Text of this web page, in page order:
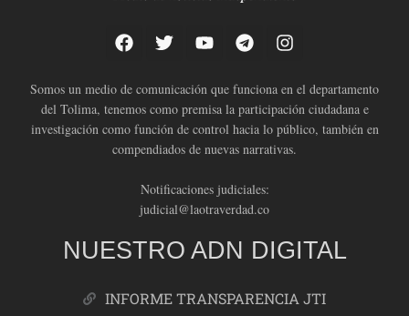
Somos un medio de comunicación que funciona en el departamento
del Tolima, tenemos como premisa la participación ciudadana e
investigación como función de control hacia lo público, también en
compendiados de nuevas narrativas.
Notificaciones judiciales:
judicial@laotraverdad.co
NUESTRO ADN DIGITAL
INFORME TRANSPARENCIA JTI